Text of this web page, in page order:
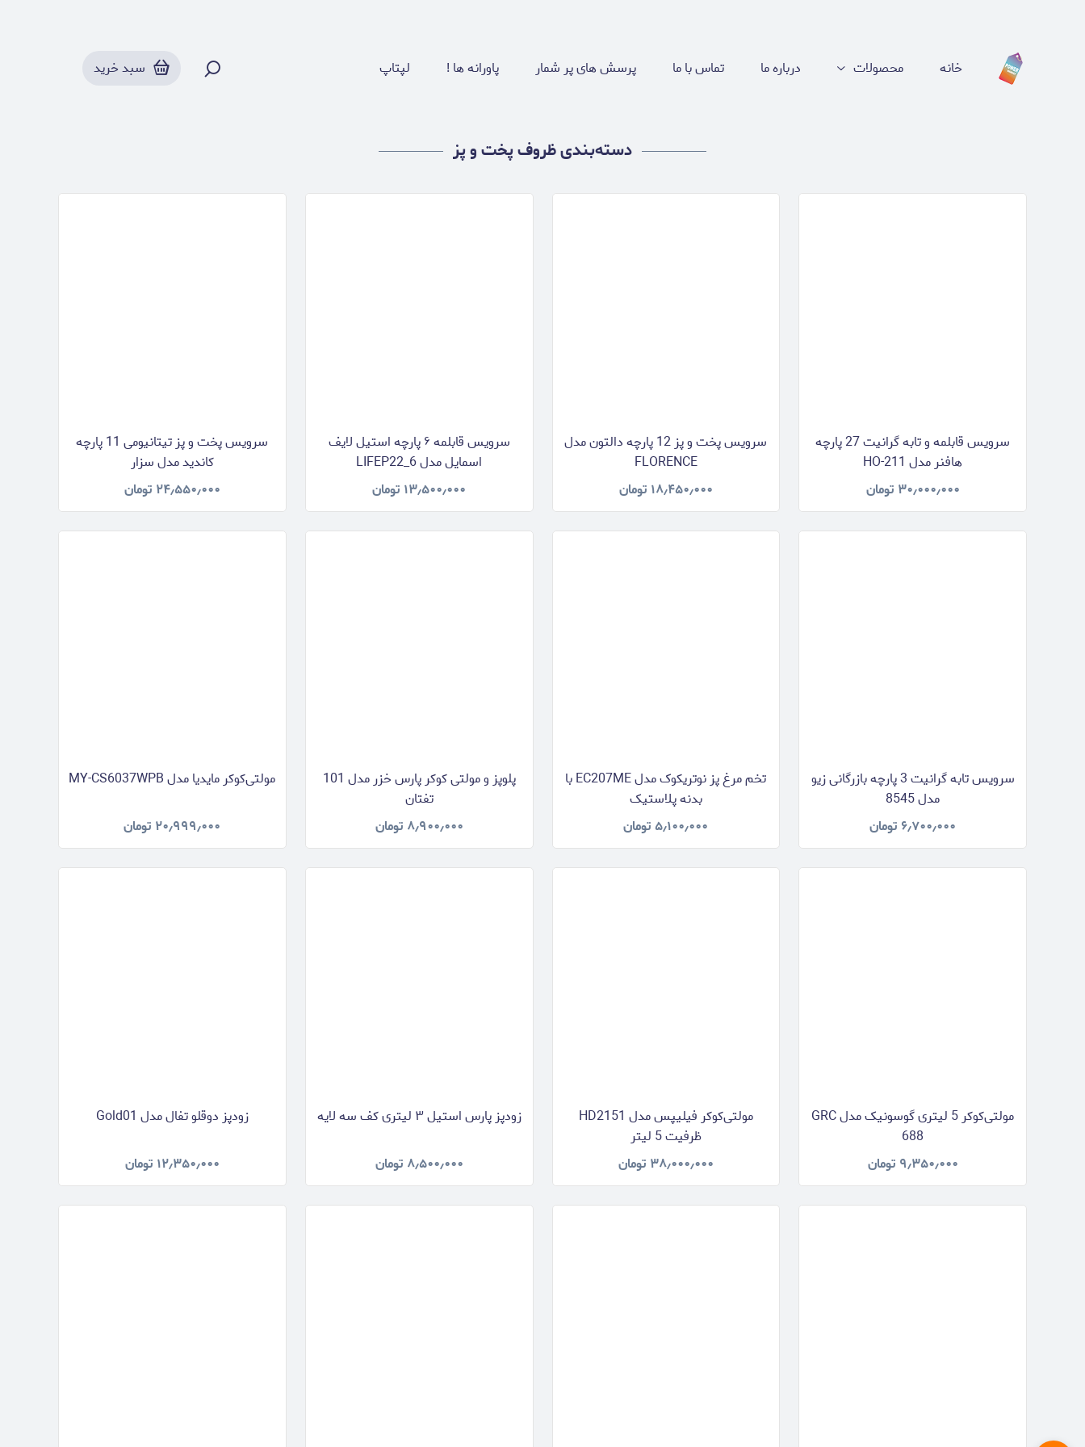
خانه محصولات درباره ما تماس با ما پرسش های پر شمار پاورانه ها ! لپتاپ سبد خرید
دسته‌بندی ظروف پخت و پز
سرویس قابلمه و تابه گرانیت 27 پارچه
هافنر مدل HO-211
۳۰٫۰۰۰٫۰۰۰ تومان
سرویس پخت و پز 12 پارچه دالتون مدل
FLORENCE
۱۸٫۴۵۰٫۰۰۰ تومان
سرویس قابلمه ۶ پارچه استیل لایف
اسمایل مدل LIFEP22_6
۱۳٫۵۰۰٫۰۰۰ تومان
سرویس پخت و پز تیتانیومی 11 پارچه
کاندید مدل سزار
۲۴٫۵۵۰٫۰۰۰ تومان
سرویس تابه گرانیت 3 پارچه بازرگانی زیو
مدل 8545
۶٫۷۰۰٫۰۰۰ تومان
تخم مرغ پز نوتریکوک مدل EC207ME با
بدنه پلاستیک
۵٫۱۰۰٫۰۰۰ تومان
پلوپز و مولتی کوکر پارس خزر مدل 101
تفتان
۸٫۹۰۰٫۰۰۰ تومان
مولتی‌کوکر مایدیا مدل MY-CS6037WPB
۲۰٫۹۹۹٫۰۰۰ تومان
مولتی‌کوکر 5 لیتری گوسونیک مدل GRC
688
۹٫۳۵۰٫۰۰۰ تومان
مولتی‌کوکر فیلیپس مدل HD2151
ظرفیت 5 لیتر
۳۸٫۰۰۰٫۰۰۰ تومان
زودپز پارس استیل ۳ لیتری کف سه لایه
۸٫۵۰۰٫۰۰۰ تومان
زودپز دوقلو تفال مدل Gold01
۱۲٫۳۵۰٫۰۰۰ تومان